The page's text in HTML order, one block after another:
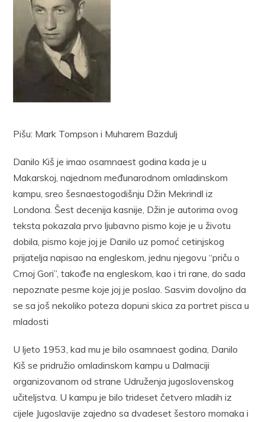
Pišu: Mark Tompson i Muharem Bazdulj
Danilo Kiš je imao osamnaest godina kada je u
Makarskoj, najednom međunarodnom omladinskom
kampu, sreo šesnaestogodišnju Džin Mekrindl iz
Londona. Šest decenija kasnije, Džin je autorima ovog
teksta pokazala prvo ljubavno pismo koje je u životu
dobila, pismo koje joj je Danilo uz pomoć cetinjskog
prijatelja napisao na engleskom, jednu njegovu “priču o
Crnoj Gori”, takođe na engleskom, kao i tri rane, do sada
nepoznate pesme koje joj je poslao. Sasvim dovoljno da
se sa još nekoliko poteza dopuni skica za portret pisca u
mladosti
U ljeto 1953, kad mu je bilo osamnaest godina, Danilo
Kiš se pridružio omladinskom kampu u Dalmaciji
organizovanom od strane Udruženja jugoslovenskog
učiteljstva. U kampu je bilo trideset četvero mladih iz
cijele Jugoslavije zajedno sa dvadeset šestoro momaka i